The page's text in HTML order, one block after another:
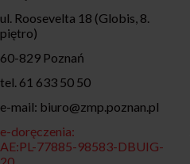
ul. Roosevelta 18 (Globis, 8.
piętro)
60-829 Poznań
tel. 61 633 50 50
e-mail: biuro@zmp.poznan.pl
e-doręczenia:
AE:PL-77885-98583-DBUIG-
20